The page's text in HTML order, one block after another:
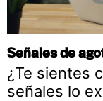
Señales de
¿Te sientes
señales lo